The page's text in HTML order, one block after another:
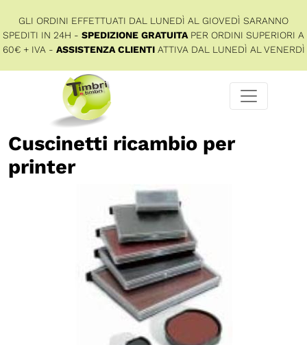
GLI ORDINI EFFETTUATI DAL LUNEDÌ AL GIOVEDÌ SARANNO
SPEDITI IN 24H - SPEDIZIONE GRATUITA PER ORDINI SUPERIORI A
60€ + IVA - ASSISTENZA CLIENTIATTIVA DAL LUNEDÌ AL VENERDÌ
Cuscinetti ricambio per
printer